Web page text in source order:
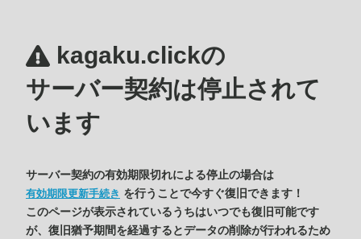
kagaku.clickの
サーバー契約は停止されて
います
サーバー契約の有効期限切れによる停止の場合は
有効期限更新手続き を行うことで今すぐ復旧できます！
このページが表示されているうちはいつでも復旧可能です
が、復旧猶予期間を経過するとデータの削除が行われるため